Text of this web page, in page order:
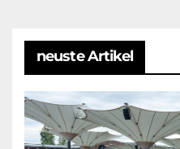
neuste Artikel